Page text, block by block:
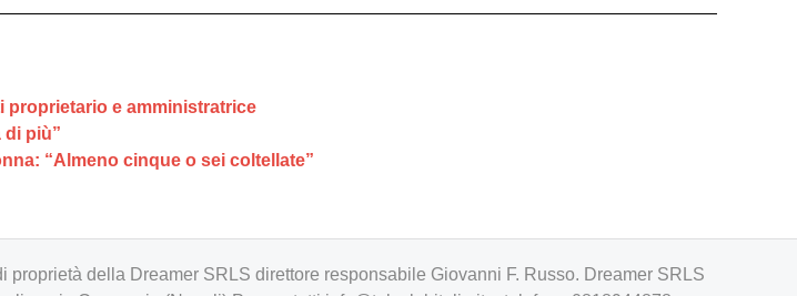
proprietario e amministratrice
di più”
“Almeno cinque o sei coltellate”
della Dreamer SRLS direttore responsabile Giovanni F. Russo. Dreamer SRLS